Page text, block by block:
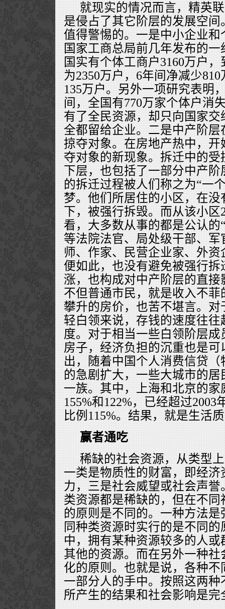
就现实的情况而言，精英
是侵占了其它阶层的发展空
值得警惕的。一是中小企业
国家工商总局前几年发布的一
国实有个体工商户3160万户
为2350万户，6年间净减少
135万户。另外一项研究表明
间，全国有770万家个体户消
有了全民资源，却只向国家
全都留给企业。二是中产阶
掠夺对象。在房地产热中，
夺对象的新现象。拆迁中的
下层，也包括了一部分中产
的拆迁过程被人们称之为“一
梦。他们所居住的小区，在
下，被强行拆毁。而从该小区
看，大多数从事的都是公认的
等法院法官、局处级干部、
师、作家、民营企业家、外
便如此，也没有避免被强行
涨，也构成对中产阶层的直
不但普通市民，就是收入不
攀升的房价，也苦不堪言。
轻白领来说，存钱的速度往
度。对于相当一些白领阶层
房子，经济负担的沉重也是
出，随着中国个人消费信贷
的急剧扩大，一些大城市的
一族。其中，上海和北京的
155%和122%，已经超过
比例115%。结果，就是生活
赢者通吃
稀缺的社会资源，从类型
一类是物质性的财富，即经
力，三是社会威望或社会声
类资源都是稀缺的，但在不
的原则是不同的。一种方法
同种类资源时实行的是不同
中，拥有某种资源较多的人
其他的资源。而在另外一种
化的原则。也就是说，各种
一部分人的手中。按照这两
所产生的结果和社会影响是完